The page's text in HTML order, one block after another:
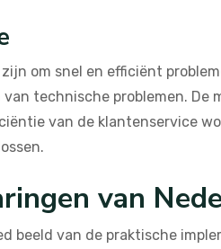
om snel en efficiënt
technische problemen.
van de klantenservice
van
beeld van de praktische